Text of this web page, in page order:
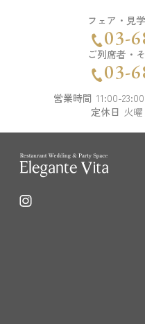
△残りわずか×満席
フェア・見
03-
ご列席者・
03-
営業時間 11:00-
定休日 火